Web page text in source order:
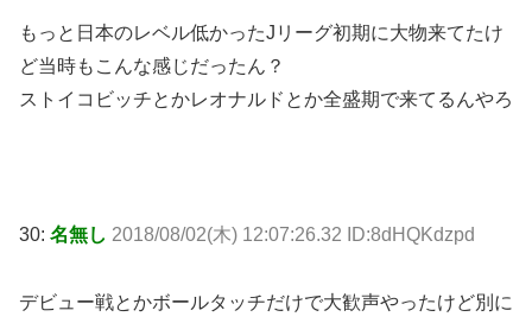
もっと日本のレベル低かったJリーグ初期に大物来てたけ
ど当時もこんな感じだったん？
ストイコビッチとかレオナルドとか全盛期で来てるんやろ
30: 名無し 2018/08/02(木) 12:07:26.32 ID:8dHQKdzpd
デビュー戦とかボールタッチだけで大歓声やったけど別に